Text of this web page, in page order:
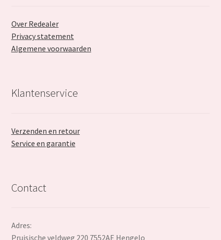
Over Redealer
Privacy statement
Algemene voorwaarden
Klantenservice
Verzenden en retour
Service en garantie
Contact
Adres:
Pruisische veldweg 220 7552AE Hengelo